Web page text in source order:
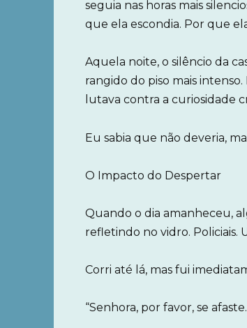
seguia nas horas mais
que ela escondia. Por que
Aquela noite, o silêncio da
rangido do piso mais
lutava contra a curiosidade
Eu sabia que não deveria,
O Impacto do Despertar
Quando o dia amanheceu,
refletindo no vidro. Policiais.
Corri até lá, mas fui
“Senhora, por favor, se